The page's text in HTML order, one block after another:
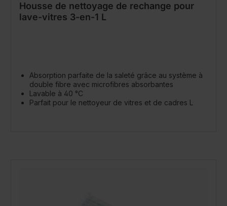
Housse de nettoyage de rechange pour
lave-vitres 3-en-1 L
Absorption parfaite de la saleté grâce au système à
double fibre avec microfibres absorbantes
Lavable à 40 °C
Parfait pour le nettoyeur de vitres et de cadres L